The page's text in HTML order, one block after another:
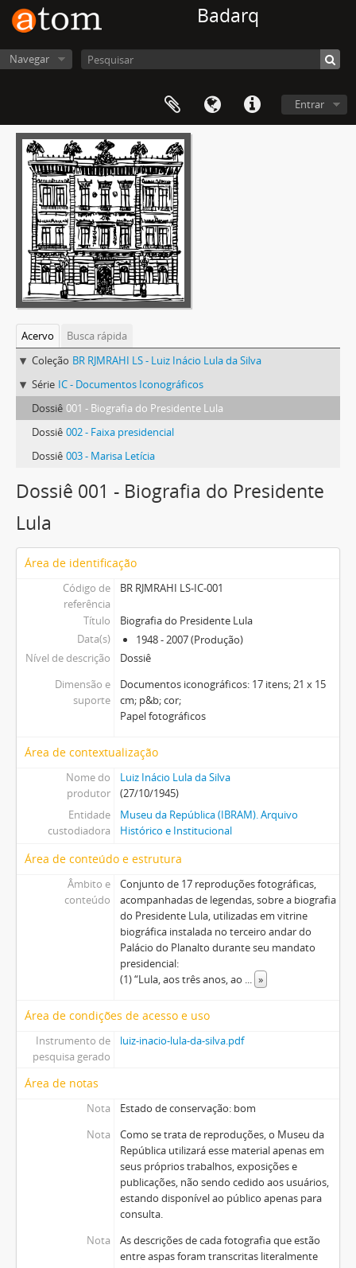
Badarq
Navegar
Entrar
Acervo
Busca rápida
Coleção BR RJMRAHI LS - Luiz Inácio Lula da Silva
Série IC - Documentos Iconográficos
Dossiê 001 - Biografia do Presidente Lula
Dossiê 002 - Faixa presidencial
Dossiê 003 - Marisa Letícia
Dossiê 001 - Biografia do Presidente
Lula
Área de identificação
Código de
referência
BR RJMRAHI LS-IC-001
Título
Biografia do Presidente Lula
Data(s)
1948 - 2007 (Produção)
Nível de descrição
Dossiê
Dimensão e
suporte
Documentos iconográficos: 17 itens; 21 x 15
cm; p&b; cor;
Papel fotográficos
Área de contextualização
Nome do
produtor
Luiz Inácio Lula da Silva
(27/10/1945)
Entidade
custodiadora
Museu da República (IBRAM). Arquivo
Histórico e Institucional
Área de conteúdo e estrutura
Âmbito e
conteúdo
Conjunto de 17 reproduções fotográficas,
acompanhadas de legendas, sobre a biografia
do Presidente Lula, utilizadas em vitrine
biográfica instalada no terceiro andar do
Palácio do Planalto durante seu mandato
presidencial:
(1) “Lula, aos três anos, ao ... »
Área de condições de acesso e uso
Instrumento de
pesquisa gerado
luiz-inacio-lula-da-silva.pdf
Área de notas
Nota
Estado de conservação: bom
Nota
Como se trata de reproduções, o Museu da
República utilizará esse material apenas em
seus próprios trabalhos, exposições e
publicações, não sendo cedido aos usuários,
estando disponível ao público apenas para
consulta.
Nota
As descrições de cada fotografia que estão
entre aspas foram transcritas literalmente